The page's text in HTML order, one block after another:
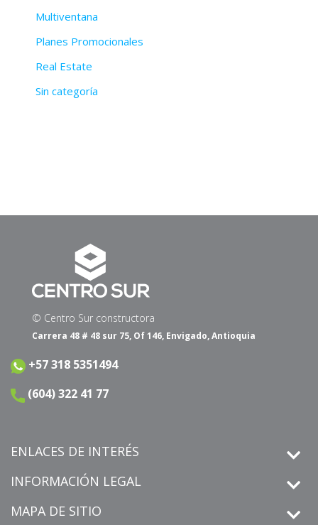
Multiventana
Planes Promocionales
Real Estate
Sin categoría
© Centro Sur constructora
Carrera 48 # 48 sur 75, Of 146, Envigado, Antioquia
+57 318 5351494
(604) 322 41 77
ENLACES DE INTERÉS
INFORMACIÓN LEGAL
MAPA DE SITIO